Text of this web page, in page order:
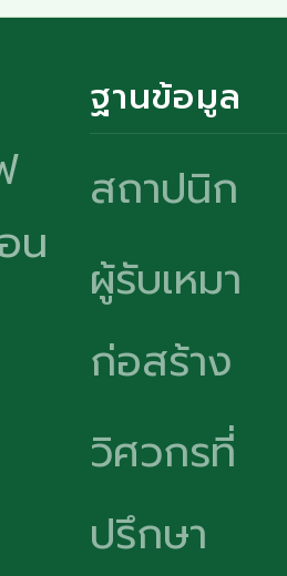
น
ฐานข้อมูล
สถาปนิก
ผู้รับเหมา
ก่อสร้าง
วิศวกรที่
ปรึกษา